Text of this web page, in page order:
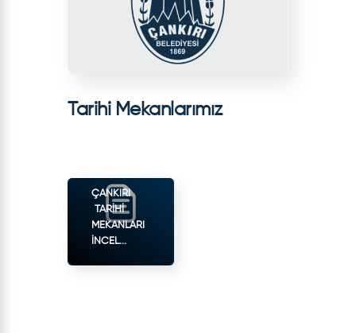
Tarihi Mekanlarımız
ÇANKIRI
TARIHI
MEKANLARI
İNCEL...